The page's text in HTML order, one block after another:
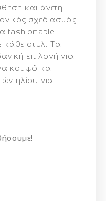
και άνετη
σχεδιασμός
fashionable
κάθε στυλ. Τα
επιλογή για
κομψό και
ηλίου για